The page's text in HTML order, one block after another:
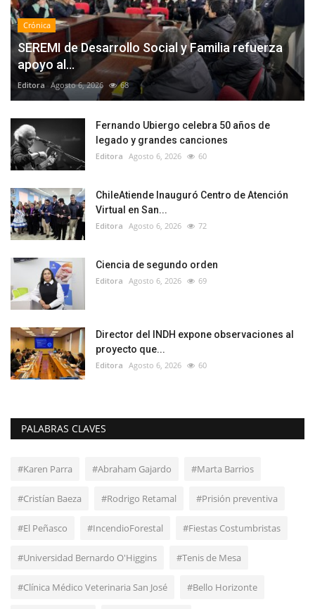
Crónica
SEREMI de Desarrollo Social y Familia refuerza
apoyo al...
Editora Agosto 6, 2026 68
Fernando Ubiergo celebra 50 años de
legado y grandes canciones
Editora Agosto 6, 2026 60
ChileAtiende Inauguró Centro de Atención
Virtual en San...
Editora Agosto 6, 2026 72
Ciencia de segundo orden
Editora Agosto 6, 2026 69
Director del INDH expone observaciones al
proyecto que...
Editora Agosto 6, 2026 60
PALABRAS CLAVES
#Karen Parra #Abraham Gajardo #Marta Barrios
#Cristían Baeza #Rodrigo Retamal #Prisión preventiva
#El Peñasco #IncendioForestal #Fiestas Costumbristas
#Universidad Bernardo O'Higgins #Tenis de Mesa
#Clínica Médico Veterinaria San José #Bello Horizonte